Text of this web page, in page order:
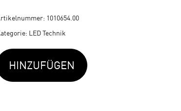
Menge1010654.00
LED Technik
HINZUFÜGEN